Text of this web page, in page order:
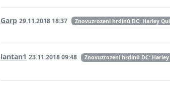
Garp 29.11.2018 18:37 Znovuzrození hrdinů DC: Harley
lantan1 23.11.2018 09:48 Znovuzrození hrdinů DC: